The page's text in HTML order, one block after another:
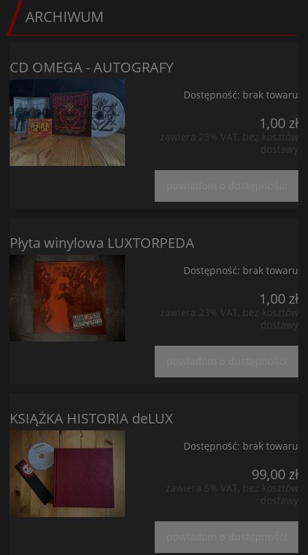
ARCHIWUM
CD OMEGA - AUTOGRAFY
Dostępność: brak towaru
1,00 zł
zawiera 23% VAT, bez kosztów
dostawy
Płyta winylowa LUXTORPEDA
Dostępność: brak towaru
1,00 zł
zawiera 23% VAT, bez kosztów
dostawy
KSIĄŻKA HISTORIA deLUX
Dostępność: brak towaru
99,00 zł
zawiera 5% VAT, bez kosztów
dostawy